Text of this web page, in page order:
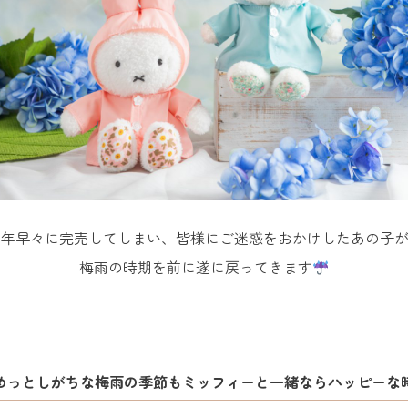
早々に完売してしまい、皆様にご迷惑をおかけしたあの子
梅雨の時期を前に遂に戻ってきます
っとしがちな梅雨の季節もミッフィーと一緒ならハッピーな